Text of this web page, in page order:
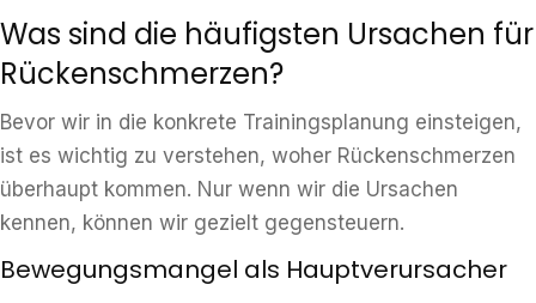
Was sind die häufigsten Ursachen für
Rückenschmerzen?
Bevor wir in die konkrete Trainingsplanung einsteigen,
ist es wichtig zu verstehen, woher Rückenschmerzen
überhaupt kommen. Nur wenn wir die Ursachen
kennen, können wir gezielt gegensteuern.
Bewegungsmangel als Hauptverursacher